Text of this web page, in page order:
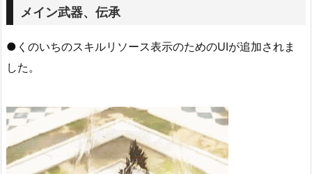
メイン武器、伝承
●くのいちのスキルリソース表示のためのUIが追加されま
した。